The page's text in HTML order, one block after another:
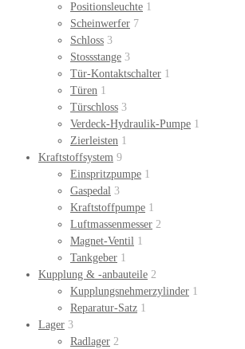
Positionsleuchte 1
Scheinwerfer 7
Schloss 3
Stossstange 3
Tür-Kontaktschalter 1
Türen 1
Türschloss 3
Verdeck-Hydraulik-Pumpe 1
Zierleisten 1
Kraftstoffsystem 9
Einspritzpumpe 1
Gaspedal 3
Kraftstoffpumpe 1
Luftmassenmesser 2
Magnet-Ventil 1
Tankgeber 1
Kupplung & -anbauteile 2
Kupplungsnehmerzylinder 1
Reparatur-Satz 1
Lager 3
Radlager 2